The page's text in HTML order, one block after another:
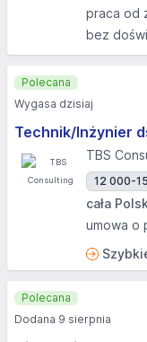
praca od
bez
Technik/Inżynier
TBS
12 000-
cała
umowa o
Polecana
Wygasa dzisiaj
Polecana
Dodana 9 sierpnia